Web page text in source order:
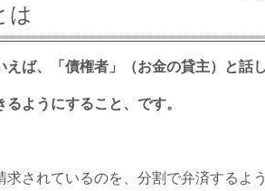
は
ば、「債権者」（お金の貸主）と話
るようにすること、です。
されているのを、分割で弁済するよう